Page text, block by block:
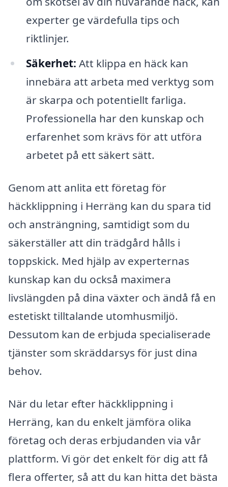
experter ge värdefulla tips och
riktlinjer.
Säkerhet: Att klippa en häck kan
innebära att arbeta med verktyg som
är skarpa och potentiellt farliga.
Professionella har den kunskap och
erfarenhet som krävs för att utföra
arbetet på ett säkert sätt.
Genom att anlita ett företag för
häckklippning i Herräng kan du spara tid
och ansträngning, samtidigt som du
säkerställer att din trädgård hålls i
toppskick. Med hjälp av experternas
kunskap kan du också maximera
livslängden på dina växter och ändå få en
estetiskt tilltalande utomhusmiljö.
Dessutom kan de erbjuda specialiserade
tjänster som skräddarsys för just dina
behov.
När du letar efter häckklippning i
Herräng, kan du enkelt jämföra olika
företag och deras erbjudanden via vår
plattform. Vi gör det enkelt för dig att få
flera offerter, så att du kan hitta det bästa